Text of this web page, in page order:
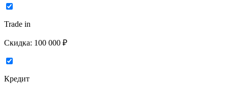
Trade in
Скидка: 100 000 ₽
Кредит